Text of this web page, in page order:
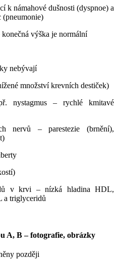
k námahové dušnosti (dyspnoe) a
(pneumonie)
výška je normální
nebývají
množství krevních destiček)
nystagmus – rychlé kmitavé
nervů – parestezie (brnění),
v krvi – nízká hladina HDL,
a triglyceridů
A, B – fotografie, obrázky
později